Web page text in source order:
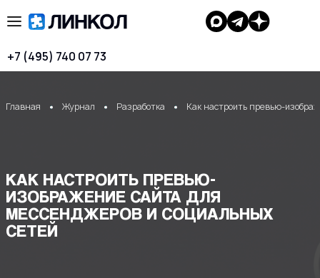
+7 (495) 740 07 73
Главная Журнал Разработка Как настроить превью-
КАК НАСТРОИТЬ ПРЕВЬЮ-
ИЗОБРАЖЕНИЕ САЙТА ДЛЯ
МЕССЕНДЖЕРОВ И СОЦИАЛЬНЫХ
СЕТЕЙ